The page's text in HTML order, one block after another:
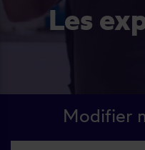
Les experts du volet
Modifier